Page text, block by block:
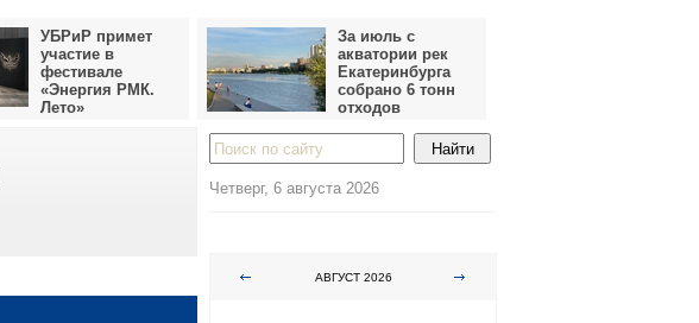
УБРиР примет
участие в
фестивале
«Энергия РМК.
Лето»
За июль с
акватории рек
Екатеринбурга
собрано 6 тонн
отходов
Четверг, 6 августа 2026
АВГУСТ 2026